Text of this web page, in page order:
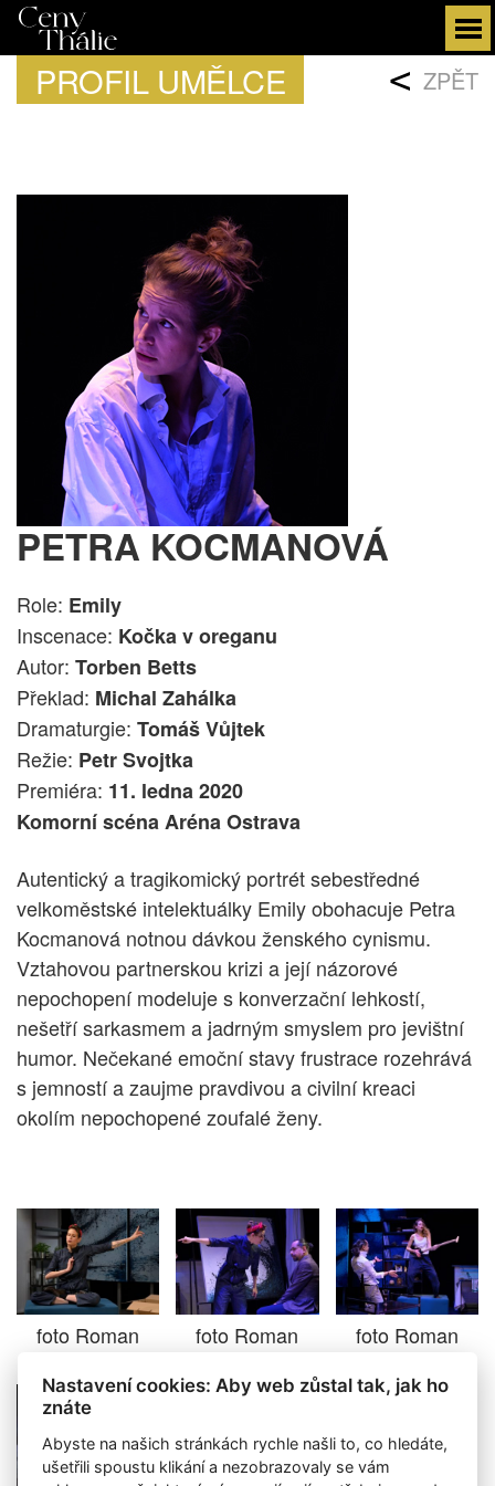
PROFIL UMĚLCE < ZPĚT
PETRA KOCMANOVÁ
Role: Emily
Inscenace: Kočka v oreganu
Autor: Torben Betts
Překlad: Michal Zahálka
Dramaturgie: Tomáš Vůjtek
Režie: Petr Svojtka
Premiéra: 11. ledna 2020
Komorní scéna Aréna Ostrava
Autentický a tragikomický portrét sebestředné
velkoměstské intelektuálky Emily obohacuje Petra
Kocmanová notnou dávkou ženského cynismu.
Vztahovou partnerskou krizi a její názorové
nepochopení modeluje s konverzační lehkostí,
nešetří sarkasmem a jadrným smyslem pro jevištní
humor. Nečekané emoční stavy frustrace rozehrává
s jemností a zaujme pravdivou a civilní kreaci
okolím nepochopené zoufalé ženy.
foto Roman
foto Roman
foto Roman
Nastavení cookies: Aby web zůstal tak, jak ho
znáte
Abyste na našich stránkách rychle našli to, co hledáte,
ušetřili spoustu klikání a nezobrazovaly se vám